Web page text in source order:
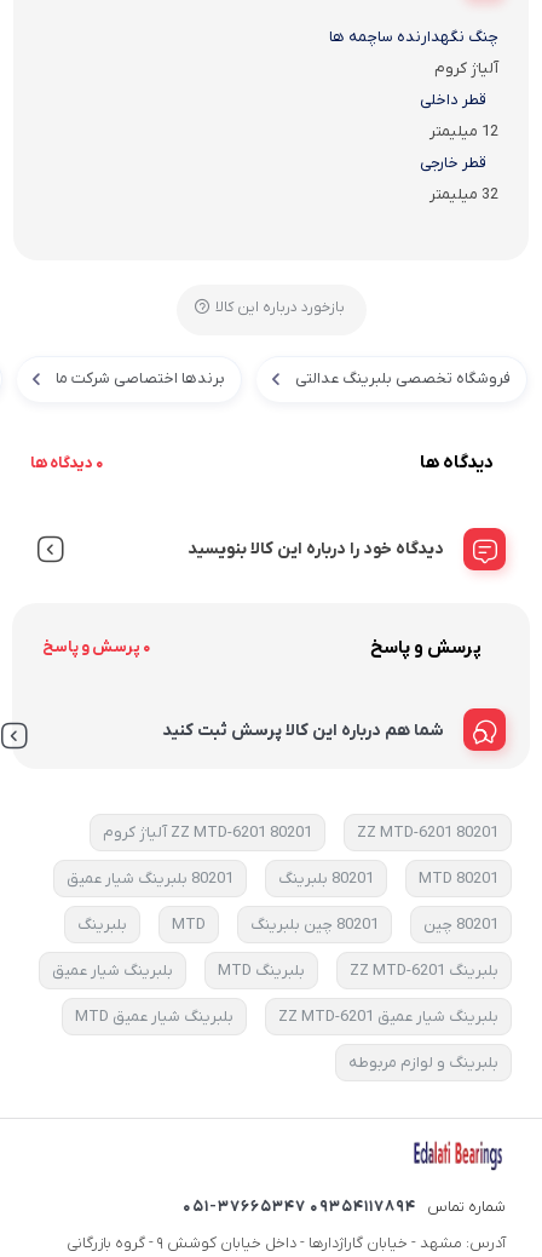
چنگ نگهدارنده ساچمه ها
آلیاژ کروم
قطر داخلی
12 میلیمتر
قطر خارجی
32 میلیمتر
بازخورد درباره این کالا
فروشگاه تخصصی بلبرینگ عدالتی برندها اختصاصی شرکت ما
دیدگاه ها 0 دیدگاه ها
دیدگاه خود را درباره این کالا بنویسید
پرسش و پاسخ 0 پرسش و پاسخ
شما هم درباره این کالا پرسش ثبت کنید
80201 6201-ZZ MTD 80201 6201-ZZ MTD آلیاژ کروم
80201 MTD 80201 بلبرینگ 80201 بلبرینگ شیار عمیق
80201 چین 80201 چین بلبرینگ MTD بلبرینگ
بلبرینگ 6201-ZZ MTD بلبرینگ MTD بلبرینگ شیار عمیق
بلبرینگ شیار عمیق 6201-ZZ MTD بلبرینگ شیار عمیق MTD
بلبرینگ و لوازم مربوطه
شماره تماس
09354117894 051-37665347
آدرس: مشهد - خیابان گاراژدارها - داخل خیابان کوشش 9 - گروه بازرگانی